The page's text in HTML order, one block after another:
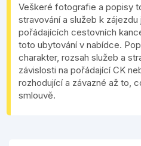
Veškeré fotografie a popisy
stravování a služeb k
pořádajících cestovních
toto ubytování v nabídce.
charakter, rozsah služeb a
závislosti na pořádající CK
rozhodující a závazné až to,
smlouvě.